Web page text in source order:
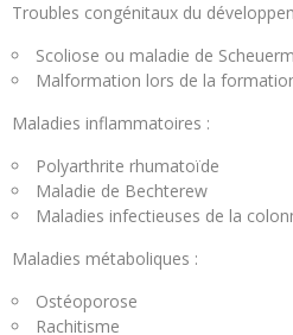
Troubles congénitaux du
Scoliose ou maladie de
Malformation lors de la
Maladies inflammatoires :
Polyarthrite rhumatoïde
Maladie de Bechterew
Maladies infectieuses de la
Maladies métaboliques :
Ostéoporose
Rachitisme